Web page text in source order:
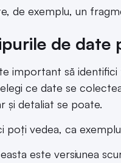
de exemplu, un
de date
important să
ce date se
și detaliat se poate.
poți vedea, ca
este versiunea